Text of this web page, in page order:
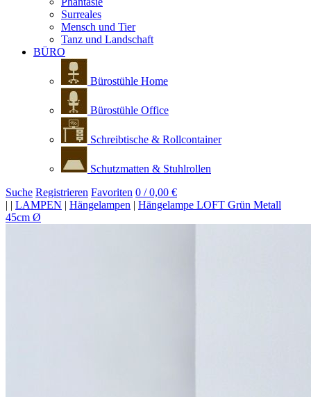
Surreales
Mensch und Tier
Tanz und Landschaft
BÜRO
Bürostühle Home
Bürostühle Office
Schreibtische & Rollcontainer
Schutzmatten & Stuhlrollen
Suche Registrieren Favoriten 0 / 0,00 €
| | LAMPEN | Hängelampen | Hängelampe LOFT Grün Metall
45cm Ø